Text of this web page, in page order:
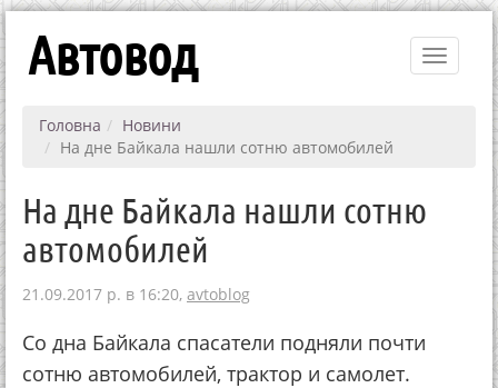
Toggle
Автовод
Головна
Новини
На дне Байкала нашли сотню автомобилей
На дне Байкала нашли сотню
автомобилей
21.09.2017 р. в 16:20, avtoblog
Со дна Байкала спасатели подняли почти
сотню автомобилей, трактор и самолет.